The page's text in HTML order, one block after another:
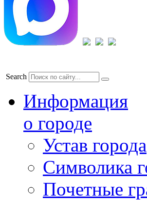
Search
Информация
о городе
Устав города
Символика
Почетные